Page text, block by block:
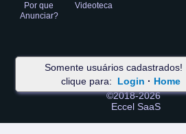
Somente usuários cadastrados!
clique para: Login · Home
Por que
Anunciar?
Videoteca
©2018-2026
Eccel SaaS